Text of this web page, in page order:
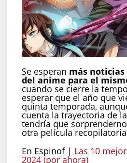
Se esperan más
del anime para el
cuando se cierre la
esperar que el año que
quinta temporada,
cuenta la trayectoria de
tendría que
otra película
En Espinof | Las 10
2024 (por ahora)